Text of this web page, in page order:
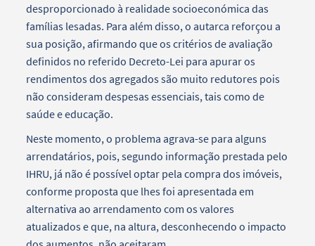
desproporcionado à realidade socioeconómica das
famílias lesadas. Para além disso, o autarca reforçou a
sua posição, afirmando que os critérios de avaliação
definidos no referido Decreto-Lei para apurar os
rendimentos dos agregados são muito redutores pois
não consideram despesas essenciais, tais como de
saúde e educação.
Neste momento, o problema agrava-se para alguns
arrendatários, pois, segundo informação prestada pelo
IHRU, já não é possível optar pela compra dos imóveis,
conforme proposta que lhes foi apresentada em
alternativa ao arrendamento com os valores
atualizados e que, na altura, desconhecendo o impacto